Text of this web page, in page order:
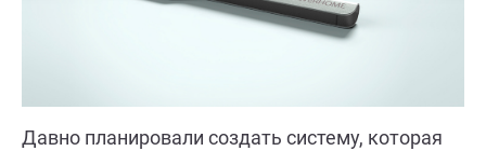
Давно планировали создать систему, которая